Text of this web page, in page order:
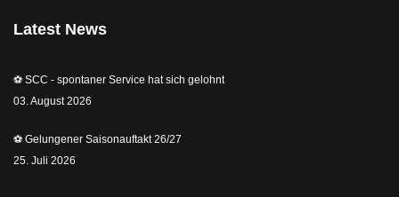
Latest News
⚽️ SCC - spontaner Service hat sich gelohnt
03. August 2026
⚽️ Gelungener Saisonauftakt 26/27
25. Juli 2026